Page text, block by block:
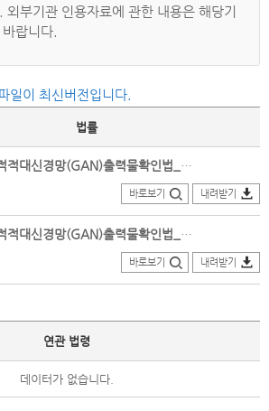
부기관 인용자료에 관한 내용은 해당기
랍니다.
일이 최신버전입니다.
법률
망(GAN)출력물확인법_원문본(2020.12.23.제정).pdf
바로보기 내려받기
출력물확인법_번역본(2020.12.23.제정)_의회법률정보포털.PDF
바로보기 내려받기
연관 법령
데이터가 없습니다.